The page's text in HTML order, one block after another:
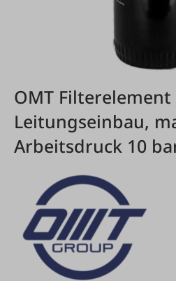
OMT
Leitungseinbau,
Arbeitsdruck 10